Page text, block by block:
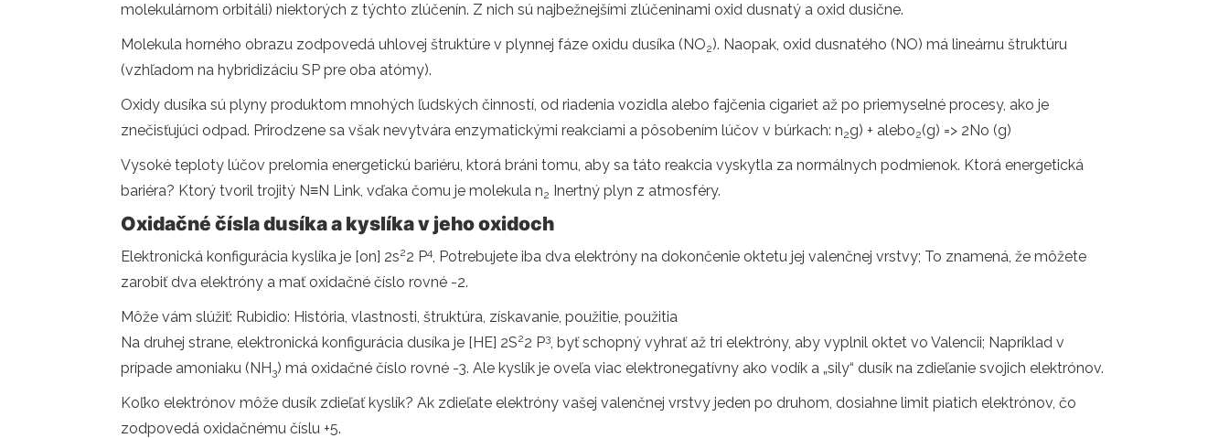
molekulárnom orbitáli) niektorých z týchto zlúčenín. Z nich sú najbežnejšími zlúčeninami oxid dusnatý a oxid dusične.
Molekula horného obrazu zodpovedá uhlovej štruktúre v plynnej fáze oxidu dusíka (NO2). Naopak, oxid dusnatého (NO) má lineárnu štruktúru
(vzhľadom na hybridizáciu SP pre oba atómy).
Oxidy dusíka sú plyny produktom mnohých ľudských činností, od riadenia vozidla alebo fajčenia cigariet až po priemyselné procesy, ako je
znečisťujúci odpad. Prirodzene sa však nevytvára enzymatickými reakciami a pôsobením lúčov v búrkach: n2g) + alebo2(g) => 2No (g)
Vysoké teploty lúčov prelomia energetickú bariéru, ktorá bráni tomu, aby sa táto reakcia vyskytla za normálnych podmienok. Ktorá energetická
bariéra? Ktorý tvoril trojitý N≡N Link, vďaka čomu je molekula n2 Inertný plyn z atmosféry.
Oxidačné čísla dusíka a kyslíka v jeho oxidoch
Elektronická konfigurácia kyslíka je [on] 2s22 P4, Potrebujete iba dva elektróny na dokončenie oktetu jej valenčnej vrstvy; To znamená, že môžete
zarobiť dva elektróny a mať oxidačné číslo rovné -2.
Môže vám slúžiť: Rubidio: História, vlastnosti, štruktúra, získavanie, použitie, použitia
Na druhej strane, elektronická konfigurácia dusíka je [HE] 2S22 P3, byť schopný vyhrať až tri elektróny, aby vyplnil oktet vo Valencii; Napríklad v
prípade amoniaku (NH3) má oxidačné číslo rovné -3. Ale kyslík je oveľa viac elektronegatívny ako vodík a „sily“ dusík na zdieľanie svojich elektrónov.
Koľko elektrónov môže dusík zdieľať kyslík? Ak zdieľate elektróny vašej valenčnej vrstvy jeden po druhom, dosiahne limit piatich elektrónov, čo
zodpovedá oxidačnému číslu +5.